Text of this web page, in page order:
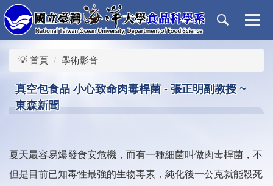
跳
到
主
要
💡 首頁 學術影音
真空包食品 小心致命肉毒桿菌 - 張正明副教授 ~
東森新聞
夏天最容易爆發食安危機，而有一種細菌叫做肉毒桿菌，不
但是目前已知毒性最強的生物毒素，純化後一公克就能殺死